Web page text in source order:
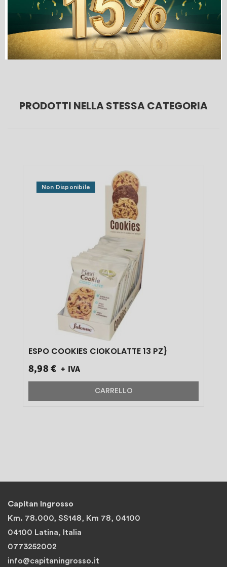
Lista Dei Desideri
PRODOTTI NELLA STESSA CATEGORIA
Non Disponibile
ESPO COOKIES CIOKOLATTE 13 PZ}
8,98 € + IVA
CARRELLO
Capitan Ingrosso
Km. 78.000, SS148, Km 78, 04100
04100 Latina, Italia
0773252002
info@capitaningrosso.it